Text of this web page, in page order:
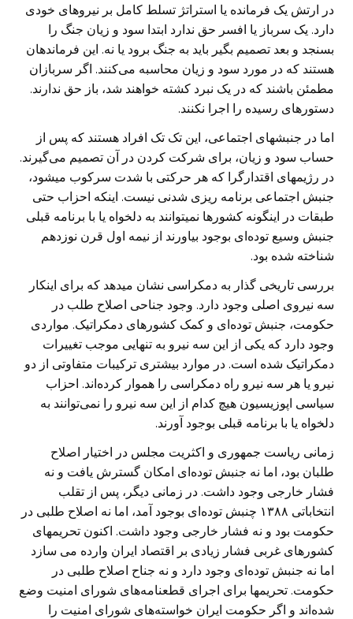
در ارتش یک فرمانده یا استراتژ تسلط کامل بر نیروهای خودی
دارد. یک سرباز یا افسر حق ندارد ابتدا سود و زیان جنگ را
بسنجد و بعد تصمیم بگیر باید به جنگ برود یا نه. این فرماندهان
هستند که در مورد سود و زیان محاسبه می‌کنند. اگر سربازان
مطمئن باشند که در یک نبرد کشته خواهند شد، باز حق ندارند.
دستورهای رسیده را اجرا نکنند.
اما در جنبشهای اجتماعی، این تک تک افراد هستند که پس از
حساب سود و زیان، برای شرکت کردن در آن تصمیم می‌گیرند.
در رژیمهای اقتدارگرا که هر حرکتی با شدت سرکوب میشود،
جنبش اجتماعی برنامه ریزی شدنی نیست. اینکه احزاب حتی
طبقات در اینگونه کشورها نمیتوانند به دلخواه یا با برنامه قبلی
جنبش وسیع توده‌ای بوجود بیاورند از نیمه اول قرن نوزدهم
شناخته شده بود.
بررسی تاریخی گذار به دمکراسی نشان میدهد که برای اینکار
سه نیروی اصلی وجود دارد. وجود جناحی اصلاح طلب در
حکومت، جنبش توده‌ای و کمک کشورهای دمکراتیک. مواردی
وجود دارد که یکی از این سه نیرو به تنهایی موجب تغییرات
دمکراتیک شده است. در موارد بیشتری ترکیبات متفاوتی از دو
نیرو یا هر سه نیرو راه دمکراسی را هموار کرده‌اند. احزاب
سیاسی اپوزیسیون هیچ کدام از این سه نیرو را نمی‌توانند به
دلخواه یا با برنامه قبلی بوجود آورند.
زمانی ریاست جمهوری و اکثریت مجلس در اختیار اصلاح
طلبان بود، اما نه جنبش توده‌ای امکان گسترش یافت و نه
فشار خارجی وجود داشت. در زمانی دیگر، پس از تقلب
انتخاباتی ۱۳۸۸ چنبش توده‌ای بوجود آمد، اما نه اصلاح طلبی در
حکومت بود و نه فشار خارجی وجود داشت. اکنون تحریمهای
کشورهای غربی فشار زیادی بر اقتصاد ایران وارده می سازد
اما نه جنبش توده‌ای وجود دارد و نه جناح اصلاح طلبی در
حکومت. تحریمها برای اجرای قطعنامه‌های شورای امنیت وضع
شده‌اند و اگر حکومت ایران خواسته‌های شورای امنیت را